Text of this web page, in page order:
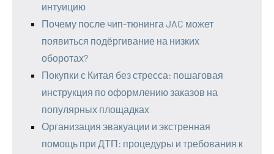
интуицию
Почему после чип-тюнинга JAC может
появиться подёргивание на низких
оборотах?
Покупки с Китая без стресса: пошаговая
инструкция по оформлению заказов на
популярных площадках
Организация эвакуации и экстренная
помощь при ДТП: процедуры и требования к